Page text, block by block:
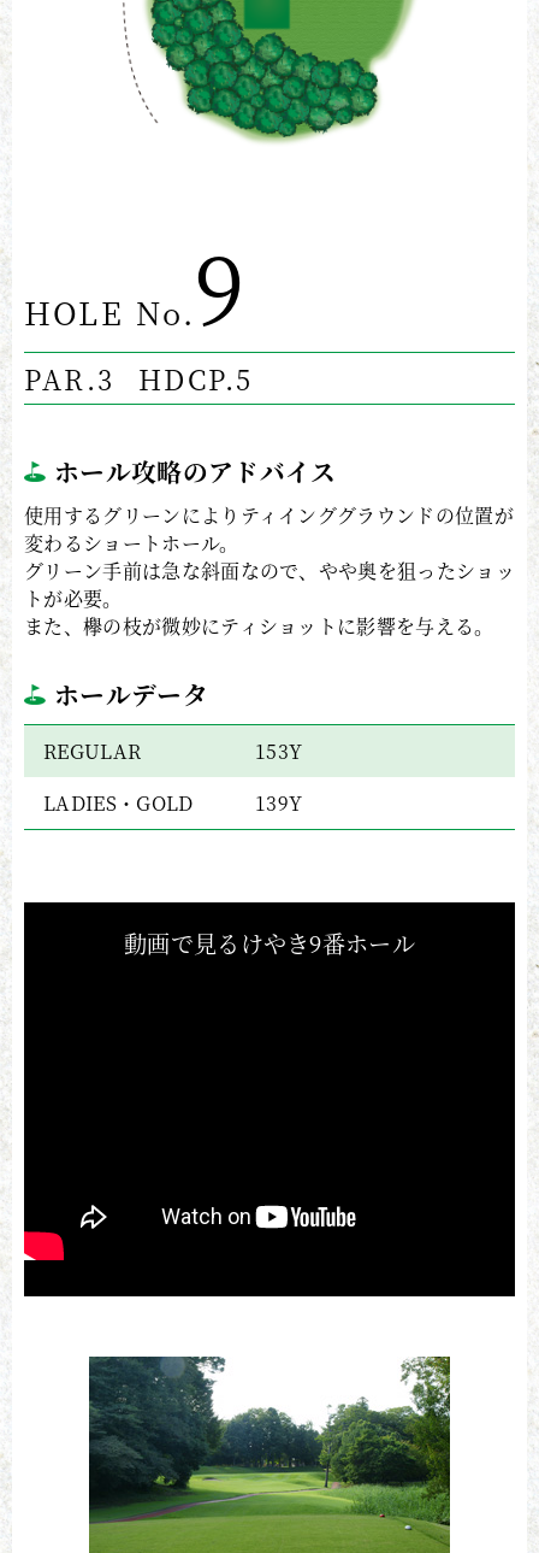
HOLE No.9
PAR.3 HDCP.5
ホール攻略のアドバイス
使用するグリーンによりティインググラウンドの位置が
変わるショートホール。
グリーン手前は急な斜面なので、やや奥を狙ったショッ
トが必要。
また、欅の枝が微妙にティショットに影響を与える。
ホールデータ
REGULAR
153Y
LADIES・GOLD
139Y
動画で見るけやき9番ホール